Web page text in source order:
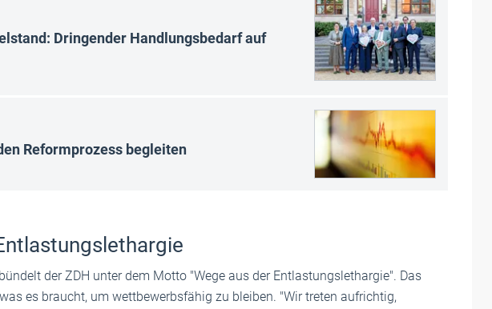
Dringender Handlungsbedarf auf
Reformprozess begleiten
der ZDH unter dem Motto "Wege aus der Entlastungslethargie". Das
es braucht, um wettbewerbsfähig zu bleiben. "Wir treten aufrichtig,